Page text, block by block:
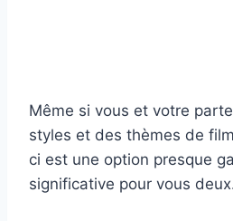
Même si vous et votre
styles et des thèmes de
ci est une option presque
significative pour vous